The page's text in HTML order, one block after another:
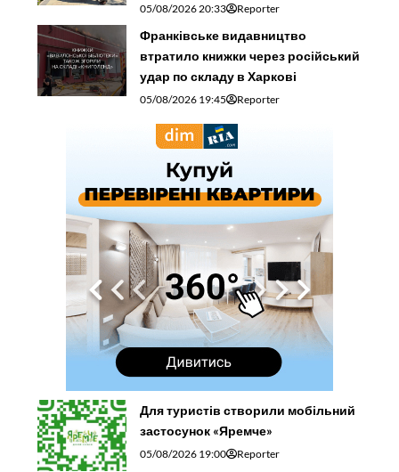
05/08/2026 20:33 Reporter
Франківське видавництво
втратило книжки через російський
удар по складу в Харкові
05/08/2026 19:45 Reporter
Для туристів створили мобільний
застосунок «Яремче»
05/08/2026 19:00 Reporter